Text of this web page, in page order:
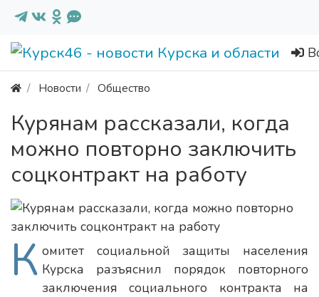
Новости Общество
Курянам рассказали, когда
можно повторно заключить
соцконтракт на работу
К омитет социальной защиты населения
Курска разъяснил порядок повторного
заключения социального контракта на